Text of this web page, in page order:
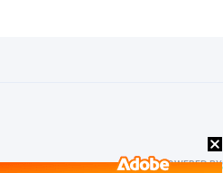
POWERED BY